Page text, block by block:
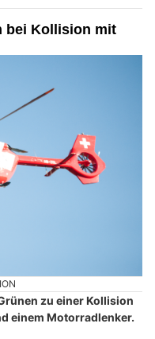
bei Kollision mit
zu einer Kollision
einem Motorradlenker.